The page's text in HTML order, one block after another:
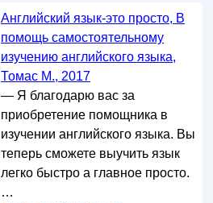
Английский язык-это просто, В
помощь самостоятельному
изучению английского языка,
Томас М., 2017
— Я благодарю вас за
приобретение помощника в
изучении английского языка. Вы
теперь сможете выучить язык
легко быстро а главное просто.
…